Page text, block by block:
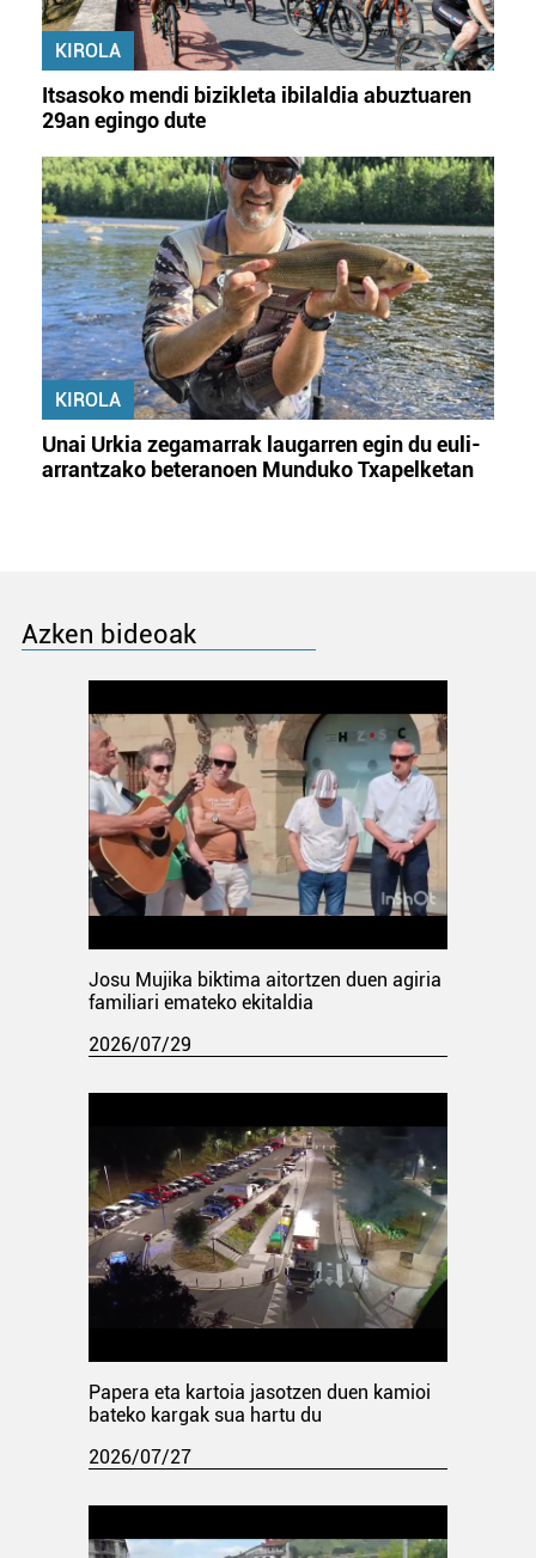
KIROLA
Itsasoko mendi bizikleta ibilaldia abuztuaren
29an egingo dute
KIROLA
Unai Urkia zegamarrak laugarren egin du euli-
arrantzako beteranoen Munduko Txapelketan
Azken bideoak
Josu Mujika biktima aitortzen duen agiria
familiari emateko ekitaldia
2026/07/29
Papera eta kartoia jasotzen duen kamioi
bateko kargak sua hartu du
2026/07/27